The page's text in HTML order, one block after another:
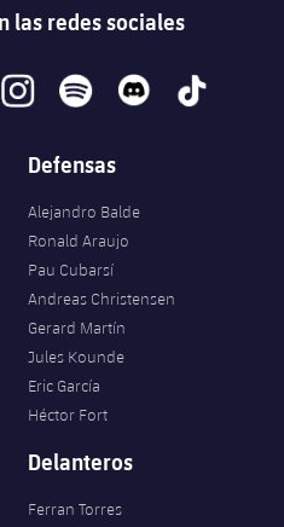
las redes sociales
instagramspotify discord tiktok
Defensas
Alejandro Balde
Ronald Araujo
Pau Cubarsí
Andreas Christensen
Gerard Martín
Jules Kounde
Eric García
Héctor Fort
Delanteros
Ferran Torres